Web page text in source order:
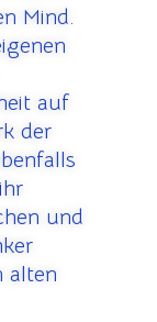
Mind.
auf
der
und
alten